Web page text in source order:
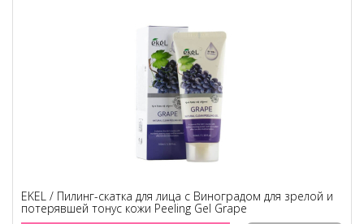
EKEL / Пилинг-скатка для лица с Виноградом для зрелой и
потерявшей тонус кожи Peeling Gel Grape